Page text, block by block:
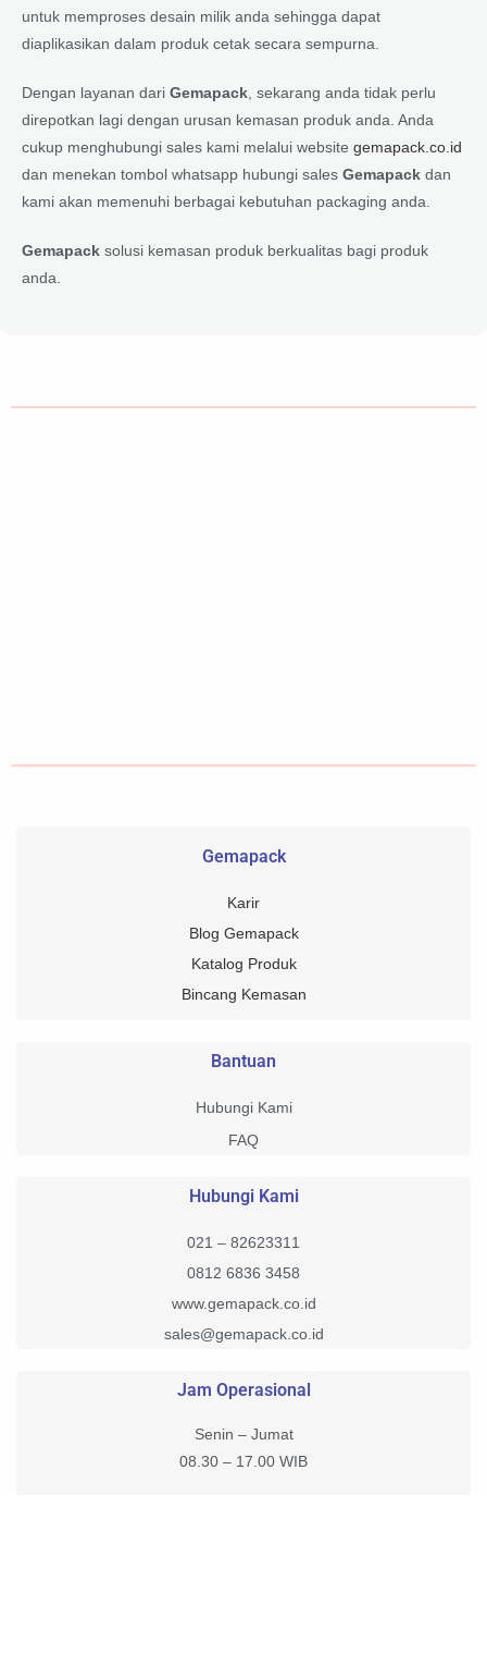
untuk memproses desain milik anda sehingga dapat
diaplikasikan dalam produk cetak secara sempurna.
Dengan layanan dari Gemapack , sekarang anda tidak perlu
direpotkan lagi dengan urusan kemasan produk anda. Anda
cukup menghubungi sales kami melalui website gemapack.co.id
dan menekan tombol whatsapp hubungi sales Gemapack dan
kami akan memenuhi berbagai kebutuhan packaging anda.
Gemapack solusi kemasan produk berkualitas bagi produk
anda.
Gemapack
Karir
Blog Gemapack
Katalog Produk
Bincang Kemasan
Bantuan
Hubungi Kami
FAQ
Hubungi Kami
021 – 82623311
0812 6836 3458
www.gemapack.co.id
sales@gemapack.co.id
Jam Operasional
Senin – Jumat
08.30 – 17.00 WIB